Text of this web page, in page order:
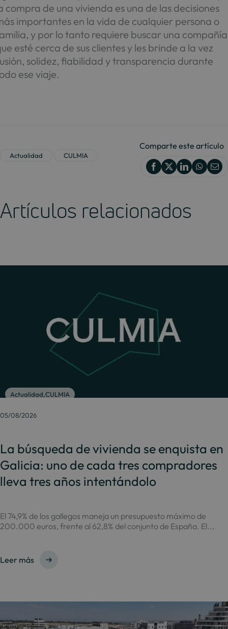
compra de una vivienda es una de las decisiones
importantes en la vida de cualquier persona o
y por lo tanto requiere buscar una compañía
esté cerca de sus clientes y les brinde a la vez
solidez, fiabilidad y transparencia durante
ese viaje.
Actualidad CULMIA
Comparte este artículo
Artículos relacionados
Actualidad,CULMIA
05/08/2026
La búsqueda de vivienda se enquista en
Galicia: uno de cada tres compradores
lleva tres años intentándolo
El 74,9% de los gallegos maneja un presupuesto máximo de
200.000 euros, frente al 62,8% del conjunto de España. El...
Leer más